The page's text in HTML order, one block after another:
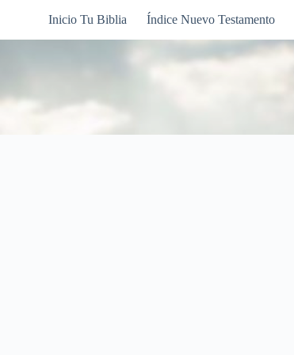
Inicio Tu Biblia Índice Nuevo Testamento